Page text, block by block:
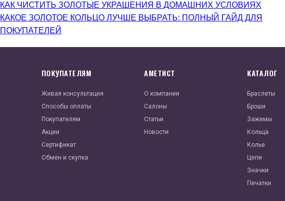
КАК ЧИСТИТЬ ЗОЛОТЫЕ УКРАШЕНИЯ В ДОМАШНИХ УСЛОВИЯХ
КАКОЕ ЗОЛОТОЕ КОЛЬЦО ЛУЧШЕ ВЫБРАТЬ: ПОЛНЫЙ ГАЙД ДЛЯ
ПОКУПАТЕЛЕЙ
ПОКУПАТЕЛЯМ
Живая консультация
Способы оплаты
Покупателям
Акции
Сертификат
Обмен и скупка
АМЕТИСТ
О компании
Салоны
Статьи
Новости
КАТАЛОГ
Браслеты
Броши
Зажимы
Кольца
Колье
Цепи
Значки
Печатки